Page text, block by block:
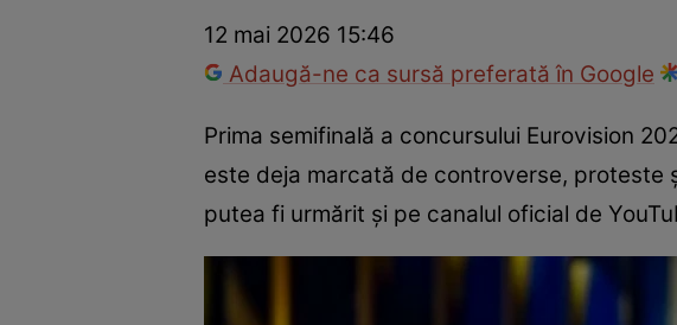
12 mai 2026 15:46
Adaugă-ne ca sursă preferată în Google
Prima semifinală a concursului Eurovision
este deja marcată de controverse, proteste
putea fi urmărit și pe canalul oficial de